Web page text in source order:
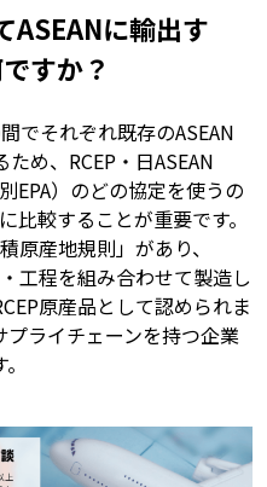
ASEANに輸出す
すか？
でそれぞれ既存のASEAN
め、RCEP・日ASEAN
EPA）のどの協定を使うの
比較することが重要です。
原産地規則」があり、
工程を組み合わせて製造し
原産品として認められま
ライチェーンを持つ企業